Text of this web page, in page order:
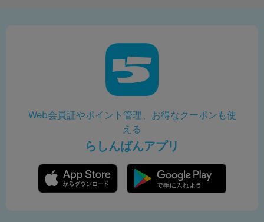
Web会員証やポイント管理、お得なクーポンも使
える
らしんばんアプリ